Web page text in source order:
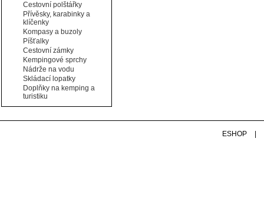
Cestovní polštářky
Přívěsky, karabinky a
klíčenky
Kompasy a buzoly
Píšťalky
Cestovní zámky
Kempingové sprchy
Nádrže na vodu
Skládací lopatky
Doplňky na kemping a
turistiku
ESHOP